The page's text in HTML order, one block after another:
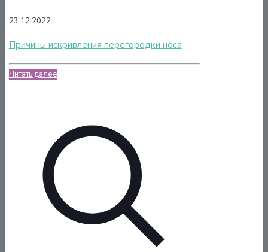
23.12.2022
Причины искривления перегородки носа
Читать далее